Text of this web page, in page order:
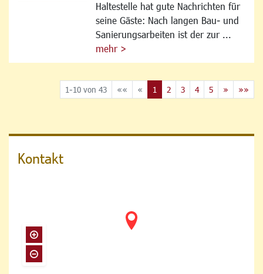
Haltestelle hat gute Nachrichten für
seine Gäste: Nach langen Bau- und
Sanierungsarbeiten ist der zur ...
mehr >
1-10 von 43 «« « 1 2 3 4 5 » »»
Kontakt